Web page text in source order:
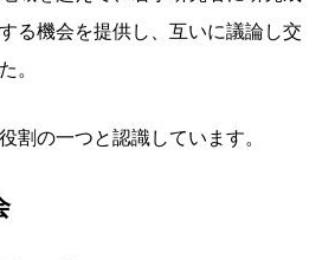
る機会を提供し、互いに議論し交
。
割の一つと認識しています。